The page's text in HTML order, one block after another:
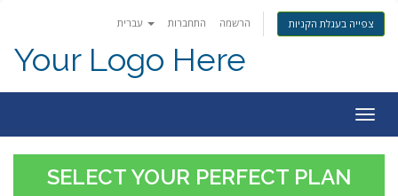
התחברות הרשמה צפייה בעגלת הקניות
Your Logo Here
SELECT YOUR PERFECT PLAN